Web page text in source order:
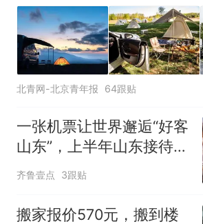
北青网-北京青年报 64跟贴
一张机票让世界邂逅“好客
山东”，上半年山东接待入
境游客增长44.2%
齐鲁壹点 3跟贴
搬家报价570元，搬到楼